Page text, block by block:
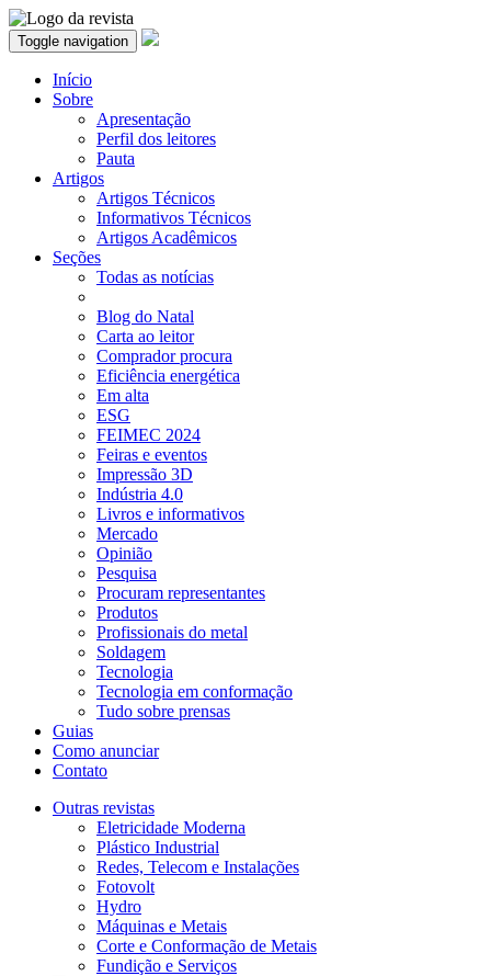
Toggle navigation
Início
Sobre
Apresentação
Perfil dos leitores
Pauta
Artigos
Artigos Técnicos
Informativos Técnicos
Artigos Acadêmicos
Seções
Todas as notícias
Blog do Natal
Carta ao leitor
Comprador procura
Eficiência energética
Em alta
ESG
FEIMEC 2024
Feiras e eventos
Impressão 3D
Indústria 4.0
Livros e informativos
Mercado
Opinião
Pesquisa
Procuram representantes
Produtos
Profissionais do metal
Soldagem
Tecnologia
Tecnologia em conformação
Tudo sobre prensas
Guias
Como anunciar
Contato
Outras revistas
Eletricidade Moderna
Plástico Industrial
Redes, Telecom e Instalações
Fotovolt
Hydro
Máquinas e Metais
Corte e Conformação de Metais
Fundição e Serviços